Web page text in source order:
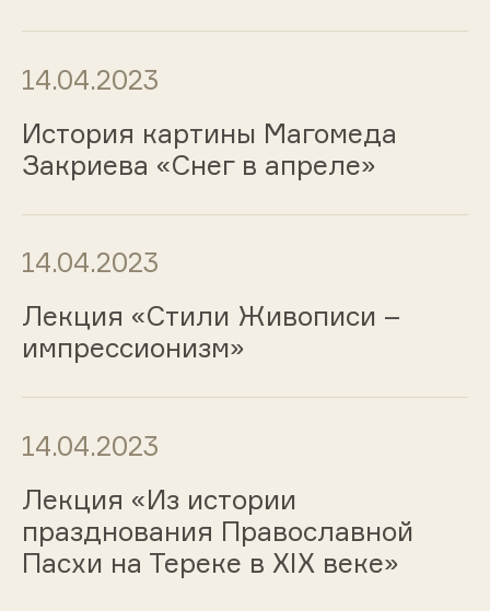
14.04.2023
История картины Магомеда
Закриева «Снег в апреле»
14.04.2023
Лекция «Стили Живописи –
импрессионизм»
14.04.2023
Лекция «Из истории
празднования Православной
Пасхи на Тереке в XIX веке»